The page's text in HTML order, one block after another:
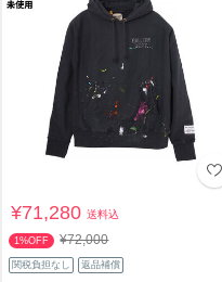
¥71,280送料込
1%OFF ¥72,000
関税負担なし 返品補償